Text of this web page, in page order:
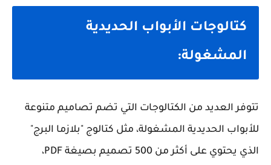
كتالوجات الأبواب الحديدية
المشغولة:
تتوفر العديد من الكتالوجات التي تضم تصاميم متنوعة
للأبواب الحديدية المشغولة، مثل كتالوج "بلازما البرج"
الذي يحتوي على أكثر من 500 تصميم بصيغة PDF،